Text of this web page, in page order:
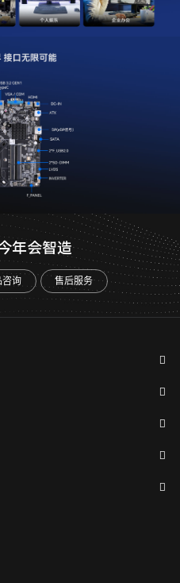
年会智造
咨询 售后服务